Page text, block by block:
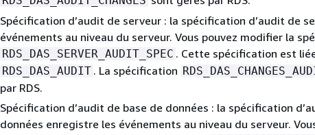
Spécification d’audit de serveur : la spécification d’audit de
événements au niveau du serveur. Vous pouvez modifier la
RDS_DAS_SERVER_AUDIT_SPEC . Cette spécification est
RDS_DAS_AUDIT . La spécification
par RDS.
Spécification d’audit de base de données : la spécification
données enregistre les événements au niveau du serveur.